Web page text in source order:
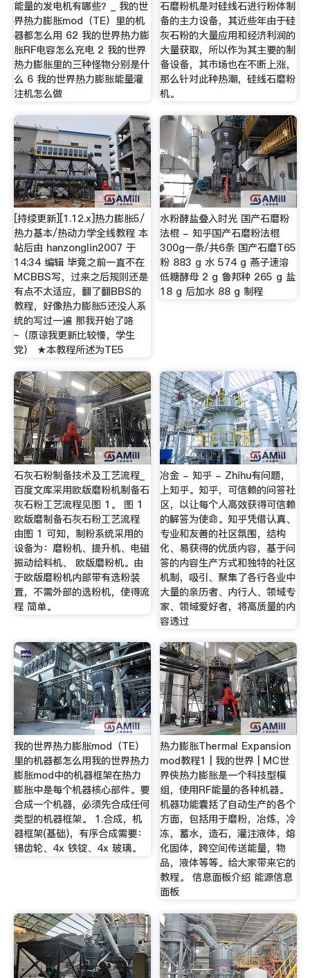
能量的发电机有哪些？_ 我的世
界热力膨胀mod（TE）里的机
器都怎么用 62 我的世界热力膨
胀RF电容怎么充电 2 我的世界
热力膨胀里的三种怪物分别是什
么 6 我的世界热力膨胀能量灌
注机怎么做
石磨粉机是对硅线石进行粉体制
备的主力设备，其近些年由于硅
灰石粉的大量应用和经济利润的
大量获取，所以作为其主要的制
备设备，其市场也在不断上涨，
那么针对此种热潮，硅线石磨粉
机。
[持续更新][1.12.x]热力膨胀5/
热力基本/热动力学全线教程 本
帖后由 hanzonglin2007 于
14:34 编辑 毕竟之前一直不在
MCBBS写，过来之后规则还是
有点不太适应，翻了翻BBS的
教程，好像热力膨胀5还没人系
统的写过一遍 那我开始了咯
~（原谅我更新比较慢，学生
党） ★本教程所述为TE5
水粉酵盐叠入时光 国产石磨粉
法棍 - 知乎国产石磨粉法棍
300g一条/共6条 国产石磨T65
粉 883 g 水 574 g 燕子速溶
低糖酵母 2 g 鲁邦种 265 g 盐
18 g 后加水 88 g 制程
石灰石粉制备技术及工艺流程_
百度文库采用欧版磨粉机制备石
灰石粉工艺流程见图 1。 图 1
欧版磨制备石灰石粉工艺流程
由图 1 可知，制粉系统采用的
设备为：磨粉机、提升机、电磁
振动给料机、 欧版磨粉机。由
于欧版磨粉机内部带有选粉装
置，不需外部的选粉机，使得流
程 简单。
冶金 - 知乎 - Zhihu有问题，
上知乎。知乎，可信赖的问答社
区，以让每个人高效获得可信赖
的解答为使命。知乎凭借认真、
专业和友善的社区氛围，结构
化、易获得的优质内容，基于问
答的内容生产方式和独特的社区
机制，吸引、聚集了各行各业中
大量的亲历者、内行人、领域专
家、领域爱好者，将高质量的内
容透过
我的世界热力膨胀mod（TE）
里的机器都怎么用我的世界热力
膨胀mod中的机器框架在热力
膨胀中是每个机器核心部件。要
合成一个机器，必须先合成任何
类型的机器框架。 1.合成，机
器框架(基础)，有序合成需要：
锡齿轮、4x 铁锭、4x 玻璃。
热力膨胀Thermal Expansion
mod教程1 | 我的世界 | MC世
界侠热力膨胀是一个科技型模
组，使用RF能量的各种机器。
机器功能囊括了自动生产的各个
方面，包括用于磨粉，冶炼，冷
冻，蓄水，造石，灌注液体，熔
化固体，跨空间传送能量，物
品，液体等等。给大家带来它的
教程。 信息面板介绍 能源信息
面板